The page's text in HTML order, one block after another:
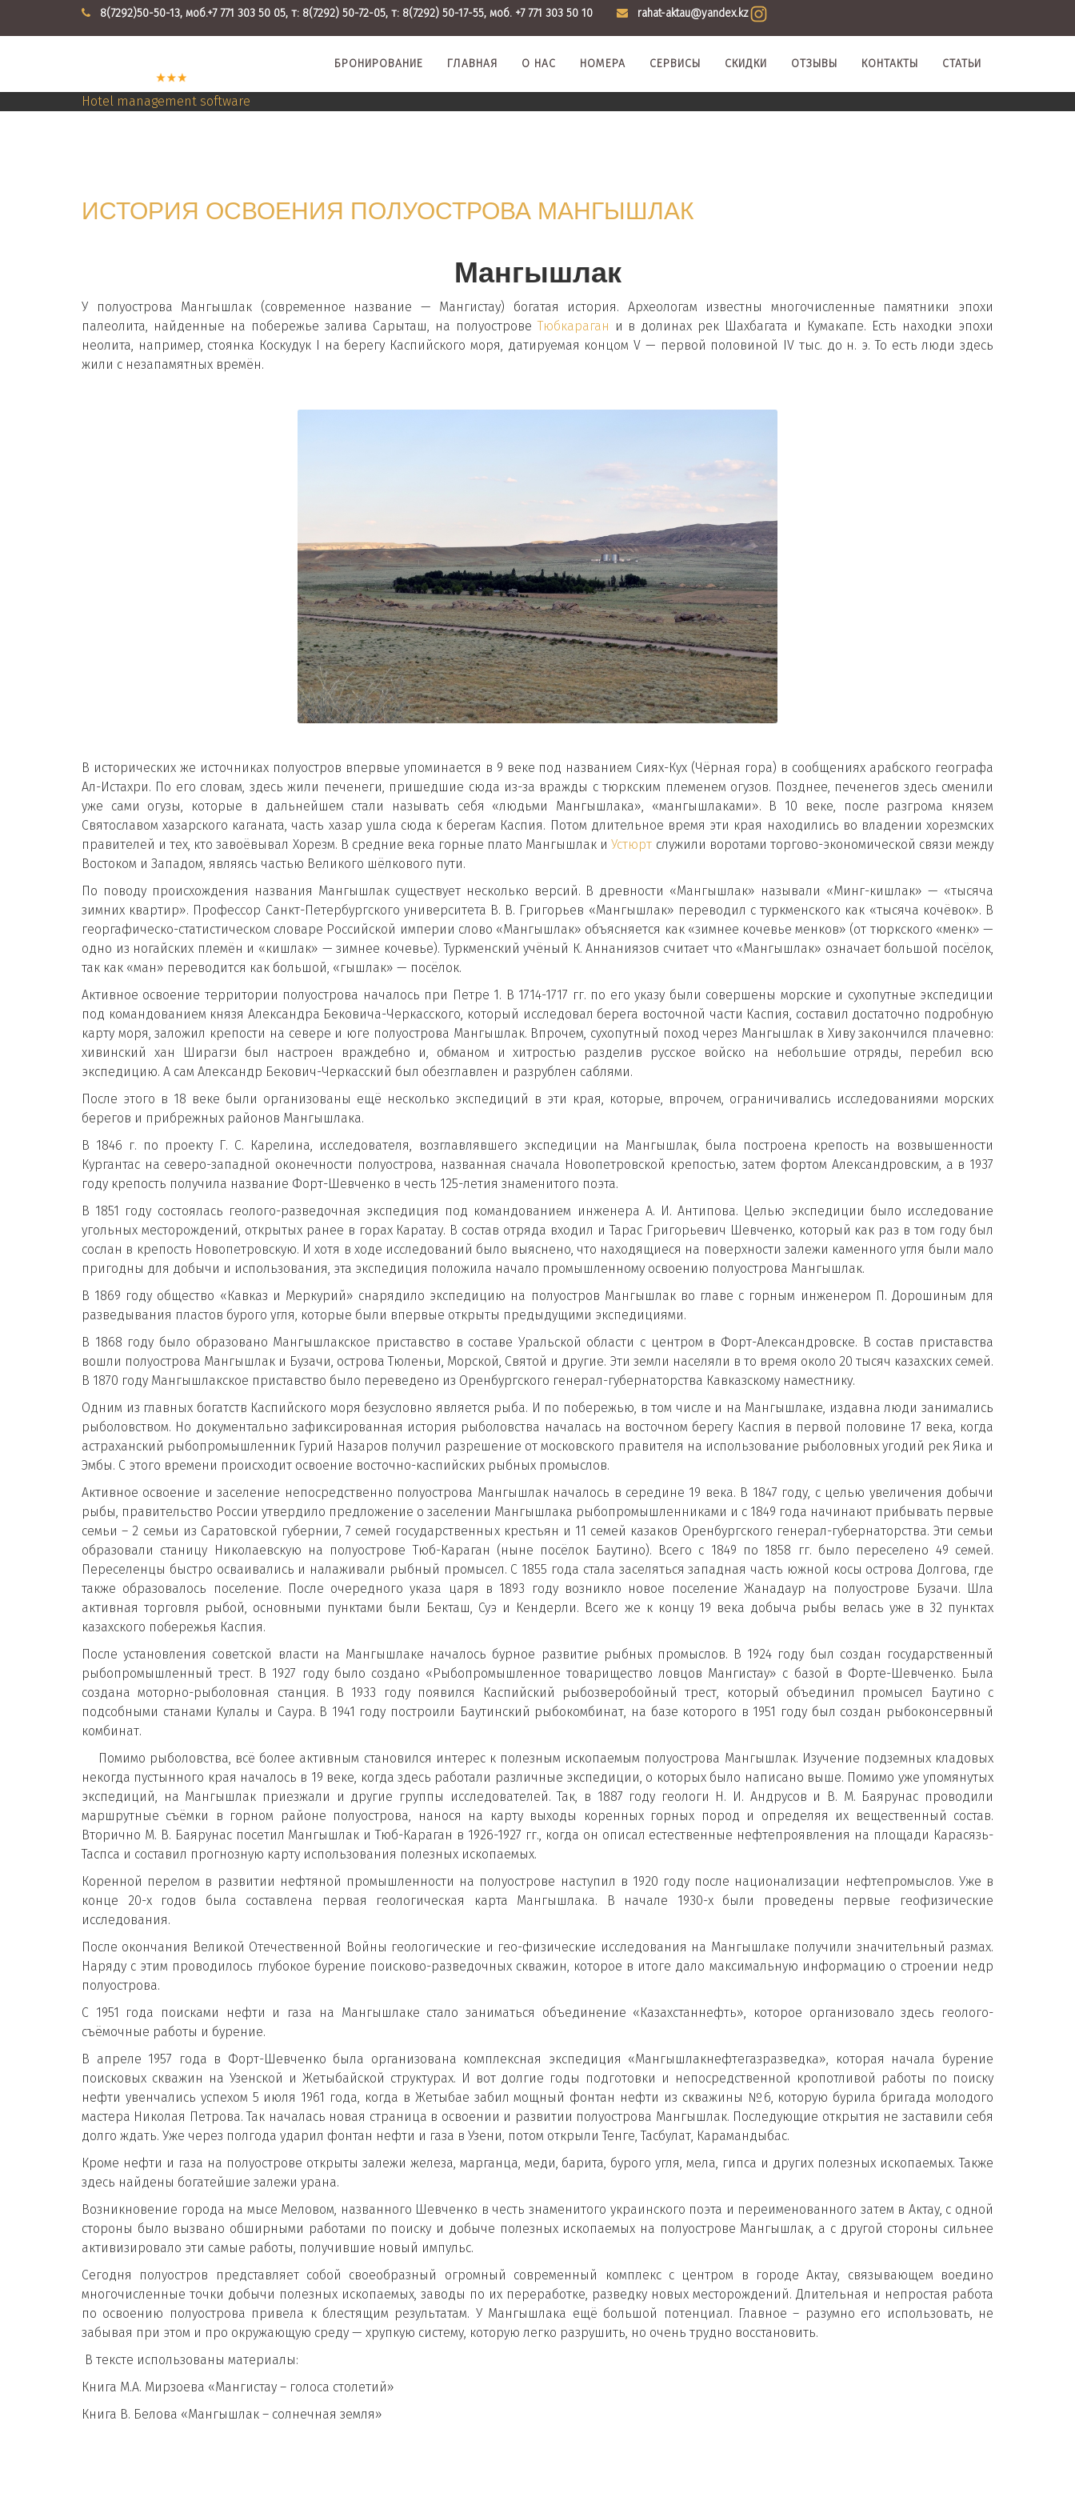
8(7292)50-50-13, моб.+7 771 303 50 05, т: 8(7292) 50-72-05, т: 8(7292) 50-17-55, моб. +7 771 303 50 10 rahat-aktau@yandex.kz
БРОНИРОВАНИЕ ГЛАВНАЯ О НАС НОМЕРА СЕРВИСЫ СКИДКИ ОТЗЫВЫ КОНТАКТЫ СТАТЬИ
Hotel management software
ИСТОРИЯ ОСВОЕНИЯ ПОЛУОСТРОВА МАНГЫШЛАК
Мангышлак
У полуострова Мангышлак (современное название — Мангистау) богатая история. Археологам известны многочисленные памятники эпохи
палеолита, найденные на побережье залива Сарыташ, на полуостровеТюбкараган и в долинах рек Шахбагата и Кумакапе. Есть находки эпохи
неолита, например, стоянка Коскудук І на берегу Каспийского моря, датируемая концом V — первой половиной IV тыс. до н. э. То есть люди здесь
жили с незапамятных времён.
В исторических же источниках полуостров впервые упоминается в 9 веке под названием Сиях-Кух (Чёрная гора) в сообщениях арабского географа
Ал-Истахри. По его словам, здесь жили печенеги, пришедшие сюда из-за вражды с тюркским племенем огузов. Позднее, печенегов здесь сменили
уже сами огузы, которые в дальнейшем стали называть себя «людьми Мангышлака», «мангышлаками». В 10 веке, после разгрома князем
Святославом хазарского каганата, часть хазар ушла сюда к берегам Каспия. Потом длительное время эти края находились во владении хорезмских
правителей и тех, кто завоёвывал Хорезм. В средние века горные плато Мангышлак иУстюрт служили воротами торгово-экономической связи между
Востоком и Западом, являясь частью Великого шёлкового пути.
По поводу происхождения названия Мангышлак существует несколько версий. В древности «Мангышлак» называли «Минг-кишлак» — «тысяча
зимних квартир». Профессор Санкт-Петербургского университета В. В. Григорьев «Мангышлак» переводил с туркменского как «тысяча кочёвок». В
георгафическо-статистическом словаре Российской империи слово «Мангышлак» объясняется как «зимнее кочевье менков» (от тюркского «менк» —
одно из ногайских племён и «кишлак» — зимнее кочевье). Туркменский учёный К. Аннаниязов считает что «Мангышлак» означает большой посёлок,
так как «ман» переводится как большой, «гышлак» — посёлок.
Активное освоение территории полуострова началось при Петре 1. В 1714-1717 гг. по его указу были совершены морские и сухопутные экспедиции
под командованием князя Александра Бековича-Черкасского, который исследовал берега восточной части Каспия, составил достаточно подробную
карту моря, заложил крепости на севере и юге полуострова Мангышлак. Впрочем, сухопутный поход через Мангышлак в Хиву закончился плачевно:
хивинский хан Ширагзи был настроен враждебно и, обманом и хитростью разделив русское войско на небольшие отряды, перебил всю
экспедицию. А сам Александр Бекович-Черкасский был обезглавлен и разрублен саблями.
После этого в 18 веке были организованы ещё несколько экспедиций в эти края, которые, впрочем, ограничивались исследованиями морских
берегов и прибрежных районов Мангышлака.
В 1846 г. по проекту Г. С. Карелина, исследователя, возглавлявшего экспедиции на Мангышлак, была построена крепость на возвышенности
Кургантас на северо-западной оконечности полуострова, названная сначала Новопетровской крепостью, затем фортом Александровским, а в 1937
году крепость получила название Форт-Шевченко в честь 125-летия знаменитого поэта.
В 1851 году состоялась геолого-разведочная экспедиция под командованием инженера А. И. Антипова. Целью экспедиции было исследование
угольных месторождений, открытых ранее в горах Каратау. В состав отряда входил и Тарас Григорьевич Шевченко, который как раз в том году был
сослан в крепость Новопетровскую. И хотя в ходе исследований было выяснено, что находящиеся на поверхности залежи каменного угля были мало
пригодны для добычи и использования, эта экспедиция положила начало промышленному освоению полуострова Мангышлак.
В 1869 году общество «Кавказ и Меркурий» снарядило экспедицию на полуостров Мангышлак во главе с горным инженером П. Дорошиным для
разведывания пластов бурого угля, которые были впервые открыты предыдущими экспедициями.
В 1868 году было образовано Мангышлакское приставство в составе Уральской области с центром в Форт-Александровске. В состав приставства
вошли полуострова Мангышлак и Бузачи, острова Тюленьи, Морской, Святой и другие. Эти земли населяли в то время около 20 тысяч казахских семей.
В 1870 году Мангышлакское приставство было переведено из Оренбургского генерал-губернаторства Кавказскому наместнику.
Одним из главных богатств Каспийского моря безусловно является рыба. И по побережью, в том числе и на Мангышлаке, издавна люди занимались
рыболовством. Но документально зафиксированная история рыболовства началась на восточном берегу Каспия в первой половине 17 века, когда
астраханский рыбопромышленник Гурий Назаров получил разрешение от московского правителя на использование рыболовных угодий рек Яика и
Эмбы. С этого времени происходит освоение восточно-каспийских рыбных промыслов.
Активное освоение и заселение непосредственно полуострова Мангышлак началось в середине 19 века. В 1847 году, с целью увеличения добычи
рыбы, правительство России утвердило предложение о заселении Мангышлака рыбопромышленниками и с 1849 года начинают прибывать первые
семьи – 2 семьи из Саратовской губернии, 7 семей государственных крестьян и 11 семей казаков Оренбургского генерал-губернаторства. Эти семьи
образовали станицу Николаевскую на полуострове Тюб-Караган (ныне посёлок Баутино). Всего с 1849 по 1858 гг. было переселено 49 семей.
Переселенцы быстро осваивались и налаживали рыбный промысел. С 1855 года стала заселяться западная часть южной косы острова Долгова, где
также образовалось поселение. После очередного указа царя в 1893 году возникло новое поселение Жанадаур на полуострове Бузачи. Шла
активная торговля рыбой, основными пунктами были Бекташ, Суэ и Кендерли. Всего же к концу 19 века добыча рыбы велась уже в 32 пунктах
казахского побережья Каспия.
После установления советской власти на Мангышлаке началось бурное развитие рыбных промыслов. В 1924 году был создан государственный
рыбопромышленный трест. В 1927 году было создано «Рыбопромышленное товарищество ловцов Мангистау» с базой в Форте-Шевченко. Была
создана моторно-рыболовная станция. В 1933 году появился Каспийский рыбозверобойный трест, который объединил промысел Баутино с
подсобными станами Кулалы и Саура. В 1941 году построили Баутинский рыбокомбинат, на базе которого в 1951 году был создан рыбоконсервный
комбинат.
Помимо рыболовства, всё более активным становился интерес к полезным ископаемым полуострова Мангышлак. Изучение подземных кладовых
некогда пустынного края началось в 19 веке, когда здесь работали различные экспедиции, о которых было написано выше. Помимо уже упомянутых
экспедиций, на Мангышлак приезжали и другие группы исследователей. Так, в 1887 году геологи Н. И. Андрусов и В. М. Баярунас проводили
маршрутные съёмки в горном районе полуострова, нанося на карту выходы коренных горных пород и определяя их вещественный состав.
Вторично М. В. Баярунас посетил Мангышлак и Тюб-Караган в 1926-1927 гг., когда он описал естественные нефтепроявления на площади Карасязь-
Таспса и составил прогнозную карту использования полезных ископаемых.
Коренной перелом в развитии нефтяной промышленности на полуострове наступил в 1920 году после национализации нефтепромыслов. Уже в
конце 20-х годов была составлена первая геологическая карта Мангышлака. В начале 1930-х были проведены первые геофизические
исследования.
После окончания Великой Отечественной Войны геологические и гео-физические исследования на Мангышлаке получили значительный размах.
Наряду с этим проводилось глубокое бурение поисково-разведочных скважин, которое в итоге дало максимальную информацию о строении недр
полуострова.
С 1951 года поисками нефти и газа на Мангышлаке стало заниматься объединение «Казахстаннефть», которое организовало здесь геолого-
съёмочные работы и бурение.
В апреле 1957 года в Форт-Шевченко была организована комплексная экспедиция «Мангышлакнефтегазразведка», которая начала бурение
поисковых скважин на Узенской и Жетыбайской структурах. И вот долгие годы подготовки и непосредственной кропотливой работы по поиску
нефти увенчались успехом 5 июля 1961 года, когда в Жетыбае забил мощный фонтан нефти из скважины №6, которую бурила бригада молодого
мастера Николая Петрова. Так началась новая страница в освоении и развитии полуострова Мангышлак. Последующие открытия не заставили себя
долго ждать. Уже через полгода ударил фонтан нефти и газа в Узени, потом открыли Тенге, Тасбулат, Карамандыбас.
Кроме нефти и газа на полуострове открыты залежи железа, марганца, меди, барита, бурого угля, мела, гипса и других полезных ископаемых. Также
здесь найдены богатейшие залежи урана.
Возникновение города на мысе Меловом, названного Шевченко в честь знаменитого украинского поэта и переименованного затем в Актау, с одной
стороны было вызвано обширными работами по поиску и добыче полезных ископаемых на полуострове Мангышлак, а с другой стороны сильнее
активизировало эти самые работы, получившие новый импульс.
Сегодня полуостров представляет собой своеобразный огромный современный комплекс с центром в городе Актау, связывающем воедино
многочисленные точки добычи полезных ископаемых, заводы по их переработке, разведку новых месторождений. Длительная и непростая работа
по освоению полуострова привела к блестящим результатам. У Мангышлака ещё большой потенциал. Главное – разумно его использовать, не
забывая при этом и про окружающую среду — хрупкую систему, которую легко разрушить, но очень трудно восстановить.
В тексте использованы материалы:
Книга М.А. Мирзоева «Мангистау – голоса столетий»
Книга В. Белова «Мангышлак – солнечная земля»